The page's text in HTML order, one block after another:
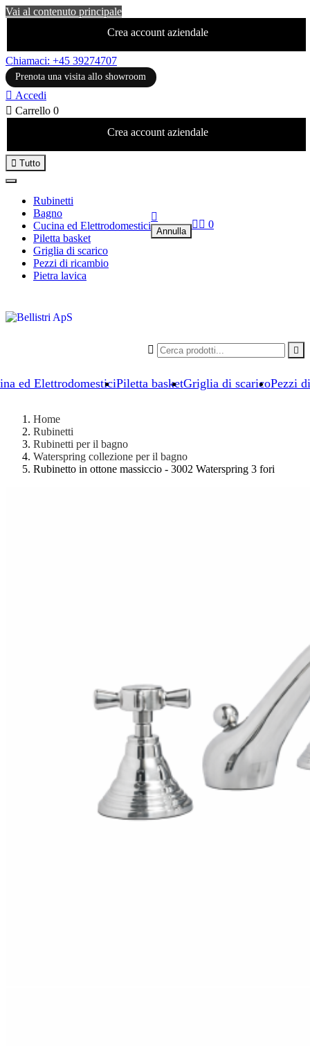
Vai al contenuto principale
Crea account aziendale
Chiamaci: +45 39274707
Prenota una visita allo showroom
 Accedi
 Carrello 0
Crea account aziendale
ed ElettrodomesticiPiletta basketGriglia di scaricoPezzi
 Tutto
Rubinetti
Bagno
Cucina ed Elettrodomestici
Piletta basket
Griglia di scarico
Pezzi di ricambio
Pietra lavica
 

Annulla
  0
Home
Rubinetti
Rubinetti per il bagno
Waterspring collezione per il bagno
Rubinetto in ottone massiccio - 3002 Waterspring 3 fori